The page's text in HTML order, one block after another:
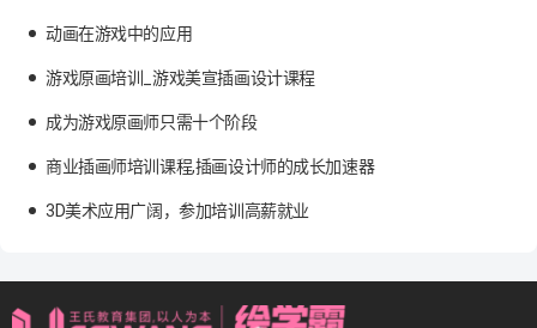
动画在游戏中的应用
游戏原画培训_游戏美宣插画设计课程
成为游戏原画师只需十个阶段
商业插画师培训课程,插画设计师的成长加速器
3D美术应用广阔，参加培训高薪就业